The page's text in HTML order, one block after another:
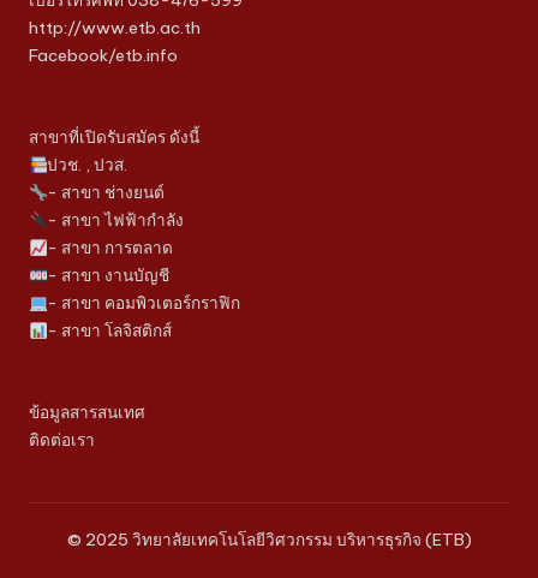
http://www.etb.ac.th
Facebook/etb.info
สาขาที่เปิดรับสมัคร ดังนี้
ปวช. , ปวส.
- สาขา ช่างยนต์
- สาขา ไฟฟ้ากำลัง
- สาขา การตลาด
- สาขา งานบัญชี
- สาขา คอมพิวเตอร์กราฟิก
- สาขา โลจิสติกส์
ข้อมูลสารสนเทศ
ติดต่อเรา
© 2025 วิทยาลัยเทคโนโลยีวิศวกรรม บริหารธุรกิจ (ETB)